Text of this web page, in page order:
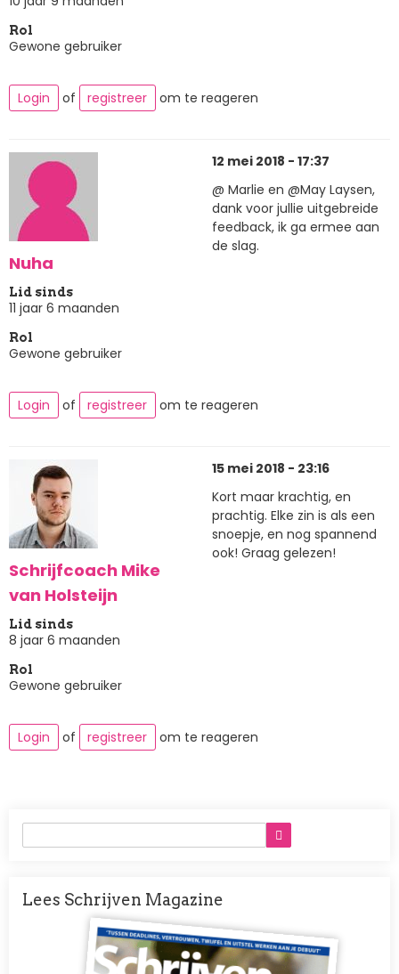
Rol
Gewone gebruiker
Login of registreer om te reageren
Nuha
Lid sinds
11 jaar 6 maanden
Rol
Gewone gebruiker
12 mei 2018 - 17:37
@ Marlie en @May Laysen,
dank voor jullie uitgebreide
feedback, ik ga ermee aan
de slag.
Login of registreer om te reageren
Schrijfcoach Mike
van Holsteijn
Lid sinds
8 jaar 6 maanden
Rol
Gewone gebruiker
15 mei 2018 - 23:16
Kort maar krachtig, en
prachtig. Elke zin is als een
snoepje, en nog spannend
ook! Graag gelezen!
Login of registreer om te reageren
Lees Schrijven Magazine
Afbeelding